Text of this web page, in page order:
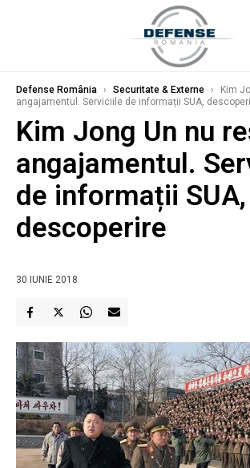
Defense România › Securitate & Externe ›
Kim
angajamentul. Serviciile de informații SUA,
Kim Jong Un nu
angajamentul.
de informații SUA,
descoperire
30 IUNIE 2018